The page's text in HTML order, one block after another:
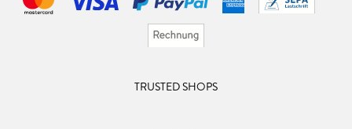
TRUSTED SHOPS